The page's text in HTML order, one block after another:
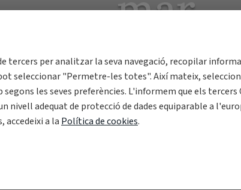
tercers per analitzar la seva navegació, recopilar
seleccionar "Permetre-les totes". Així mateix,
les seves preferències. L'informem que els
nivell adequat de protecció de dades equiparable a
accedeixi a la Política de cookies.